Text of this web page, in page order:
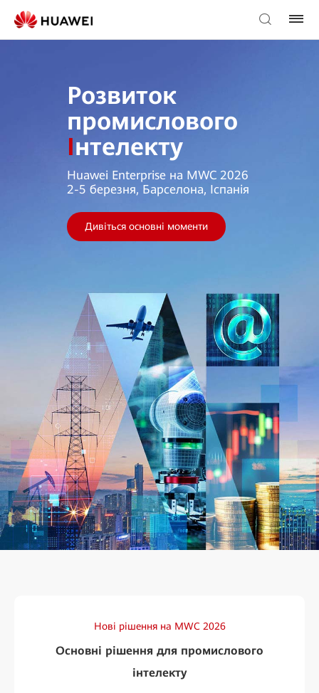
Розвиток
промислового
Інтелекту
Huawei Enterprise на MWC 2026
2-5 березня, Барселона, Іспанія
Дивіться основні моменти
Нові рішення на MWC 2026
Основні рішення для промислового
інтелекту